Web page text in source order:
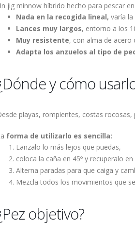
jig minnow híbrido hecho para pescar
Nada en la recogida lineal, varía
Lances muy largos, entorno a los
Muy resistente, con alma de acero
Adapta los anzuelos al tipo de
y cómo
playas, rompientes, costas
forma de utilizarlo es sencilla:
Lanzalo lo más lejos que puedas,
coloca la caña en 45º y recuperalo
Alterna paradas para que caiga y
Mezcla todos los movimientos que
objetivo?